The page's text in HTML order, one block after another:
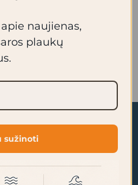
galima […]
naujienas,
plaukų
sužinoti